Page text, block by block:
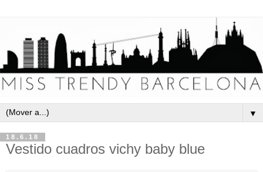
▼
18.6.18
Vestido cuadros vichy baby blue